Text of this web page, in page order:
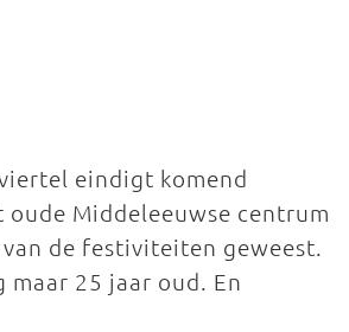
eindigt komend
Middeleeuwse centrum
de festiviteiten geweest.
25 jaar oud. En